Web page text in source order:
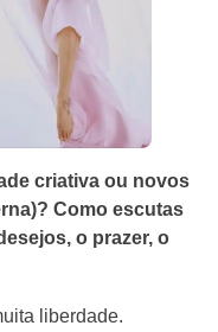
criativa ou novos
Como escutas
o prazer, o
liberdade.